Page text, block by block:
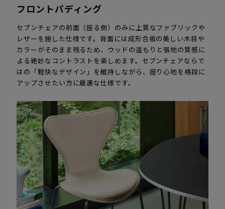
フロントパディング
セブンチェアの前面（座る側）のみに上質なファブリックや
レザーを施した仕様です。背面には成形合板の美しい木目や
カラーがそのまま残るため、ウッドの温もりと張地の質感に
よる絶妙なコントラストを楽しめます。セブンチェアならで
はの「軽快なデザイン」を維持しながら、座り心地を格段に
アップさせたい方に最適な仕様です。